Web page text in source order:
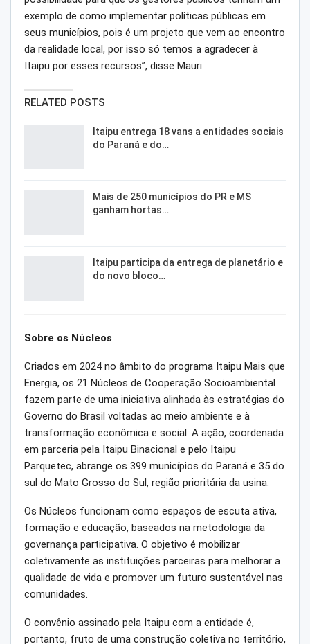
exemplo de como implementar políticas públicas em
seus municípios, pois é um projeto que vem ao encontro
da realidade local, por isso só temos a agradecer à
Itaipu por esses recursos”, disse Mauri.
RELATED POSTS
Itaipu entrega 18 vans a entidades sociais
do Paraná e do…
Mais de 250 municípios do PR e MS
ganham hortas…
Itaipu participa da entrega de planetário e
do novo bloco…
Sobre os Núcleos
Criados em 2024 no âmbito do programa Itaipu Mais que
Energia, os 21 Núcleos de Cooperação Socioambiental
fazem parte de uma iniciativa alinhada às estratégias do
Governo do Brasil voltadas ao meio ambiente e à
transformação econômica e social. A ação, coordenada
em parceria pela Itaipu Binacional e pelo Itaipu
Parquetec, abrange os 399 municípios do Paraná e 35 do
sul do Mato Grosso do Sul, região prioritária da usina.
Os Núcleos funcionam como espaços de escuta ativa,
formação e educação, baseados na metodologia da
governança participativa. O objetivo é mobilizar
coletivamente as instituições parceiras para melhorar a
qualidade de vida e promover um futuro sustentável nas
comunidades.
O convênio assinado pela Itaipu com a entidade é,
portanto, fruto de uma construção coletiva no território,